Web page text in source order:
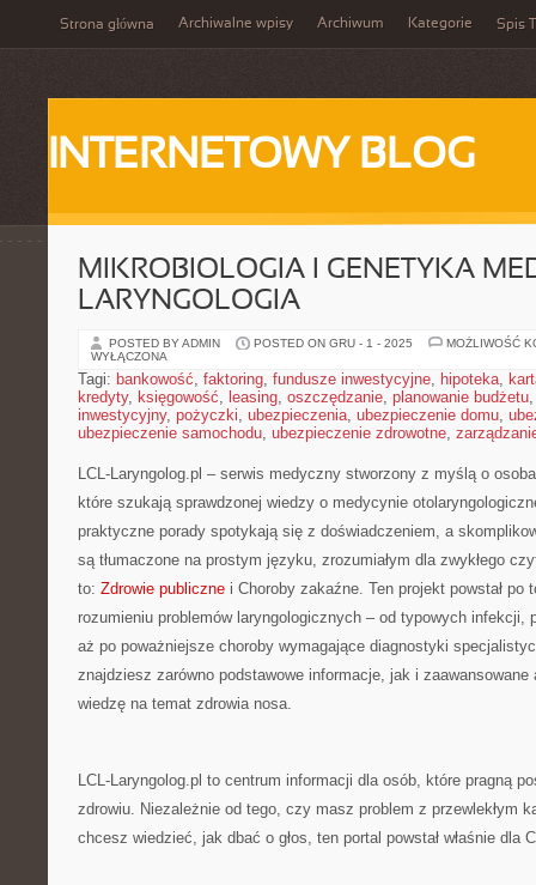
Strona główna Archiwalne wpisy Archiwum Kategorie Spis
INTERNETOWY BLOG
MIKROBIOLOGIA I GENETYKA
LARYNGOLOGIA
POSTED BY ADMIN POSTED ON GRU - 1 - 2025
MOŻLIWOŚĆ
WYŁĄCZONA
Tagi: bankowość, faktoring, fundusze inwestycyjne, hipoteka,
kredyty, księgowość, leasing, oszczędzanie, planowanie budżetu
inwestycyjny, pożyczki, ubezpieczenia, ubezpieczenie domu,
ubezpieczenie samochodu, ubezpieczenie zdrowotne,
LCL-Laryngolog.pl – serwis medyczny stworzony z myślą o
które szukają sprawdzonej wiedzy o medycynie
praktyczne porady spotykają się z doświadczeniem, a
są tłumaczone na prostym języku, zrozumiałym dla zwykłego
to: Zdrowie publiczne i Choroby zakaźne. Ten projekt powstał
rozumieniu problemów laryngologicznych – od typowych infekcji,
aż po poważniejsze choroby wymagające diagnostyki
znajdziesz zarówno podstawowe informacje, jak i zaawansowane
wiedzę na temat zdrowia nosa.
LCL-Laryngolog.pl to centrum informacji dla osób, które pragną
zdrowiu. Niezależnie od tego, czy masz problem z przewlekłym
chcesz wiedzieć, jak dbać o głos, ten portal powstał właśnie dla